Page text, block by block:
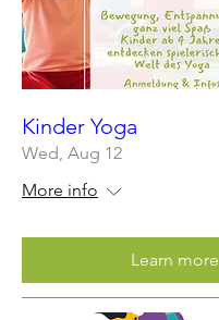
Kinder Yoga
Wed, Aug 12
More info
Learn more